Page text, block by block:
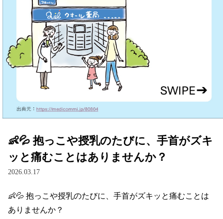
👶💦 抱っこや授乳のたびに、手首がズキ
ッと痛むことはありませんか？
2026.03.17
👶💦 抱っこや授乳のたびに、手首がズキッと痛むことは
ありませんか？